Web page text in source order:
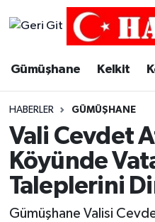
Gümüşhane Kelkit
HABERLER GÜMÜŞHANE
Vali Cevdet
Köyünde
Taleplerini
Gümüşhane Valisi
Merkez Trafik
Süper Lig Puan
Tüm Manşetler
Son Dakika Haberleri